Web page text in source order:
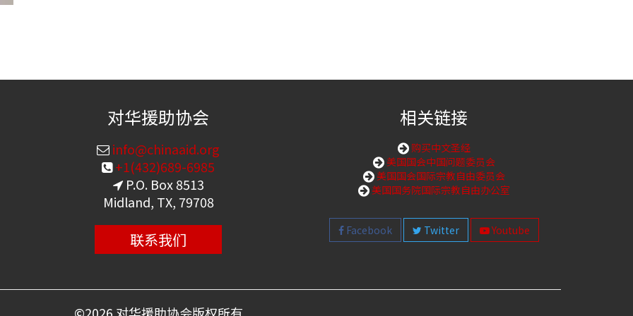
对华援助协会
info@chinaaid.org
+1(432)689-6985
P.O. Box 8513
Midland, TX, 79708
联系我们
相关链接
购买中文圣经
美国国会中国问题委员会
美国国会国际宗教自由委员会
美国国务院国际宗教自由办公室
Facebook Twitter Youtube